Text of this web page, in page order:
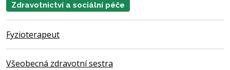
Zdravotnictví a sociální péče
Fyzioterapeut
Všeobecná zdravotní sestra